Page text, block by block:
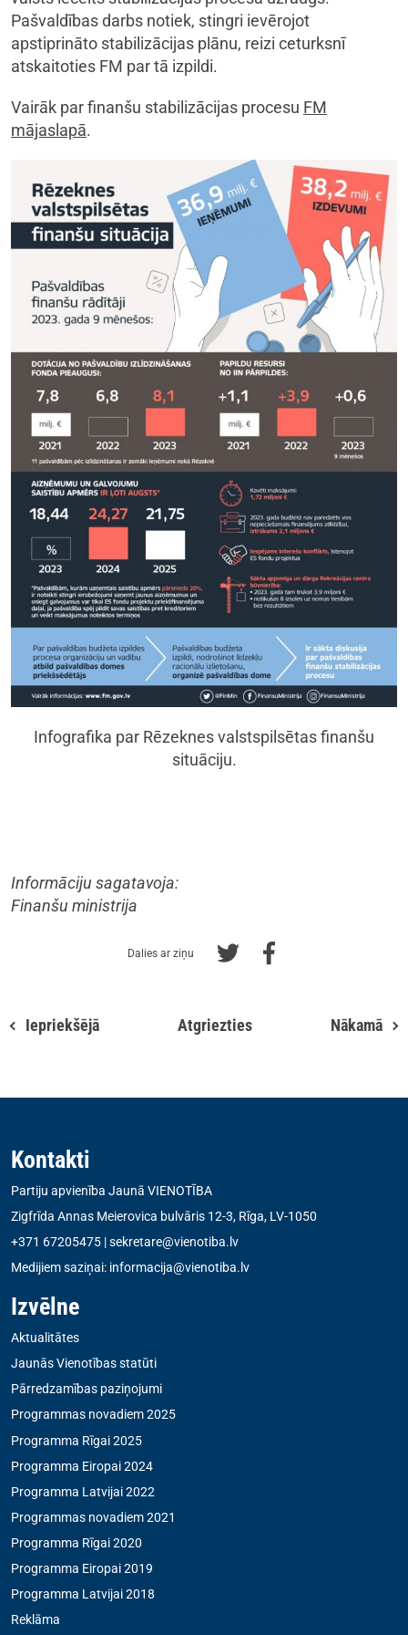
Pašvaldības darbs notiek, stingri ievērojot
apstiprināto stabilizācijas plānu, reizi ceturksnī
atskaitoties FM par tā izpildi.
Vairāk par finanšu stabilizācijas procesu FM
mājaslapā.
​​​​​​​Infografika par Rēzeknes valstspilsētas finanšu
situāciju.
Informāciju sagatavoja:
Finanšu ministrija
Dalies ar ziņu
Iepriekšējā Atgriezties Nākamā
Kontakti
Partiju apvienība Jaunā VIENOTĪBA
Zigfrīda Annas Meierovica bulvāris 12-3, Rīga, LV-1050
+371 67205475 |sekretare@vienotiba.lv
Medijiem saziņai: informacija@vienotiba.lv
Izvēlne
Aktualitātes
Jaunās Vienotības statūti
Pārredzamības paziņojumi
Programmas novadiem 2025
Programma Rīgai 2025
Programma Eiropai 2024
Programma Latvijai 2022
Programmas novadiem 2021
Programma Rīgai 2020
Programma Eiropai 2019
Programma Latvijai 2018
Reklāma